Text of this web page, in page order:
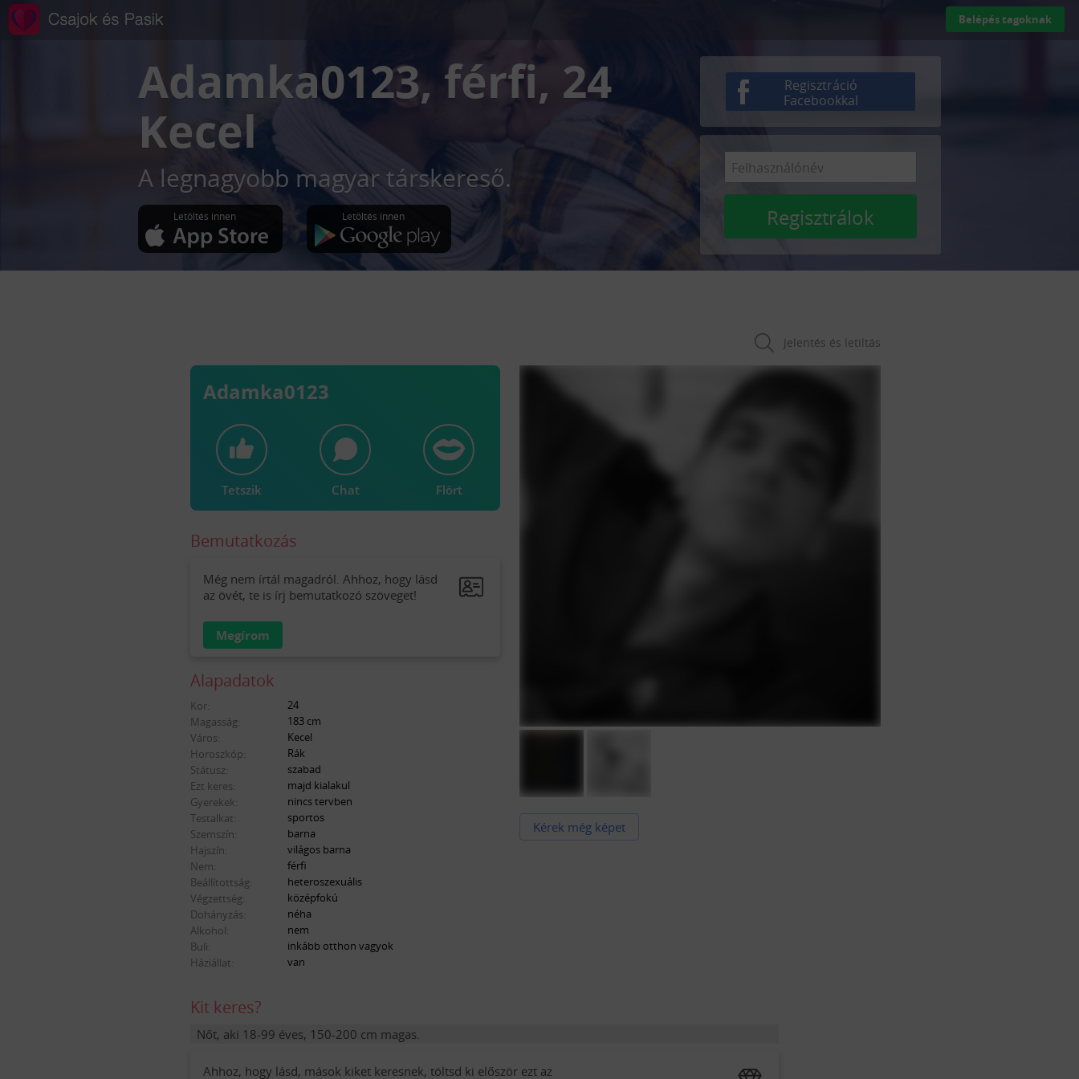
Belépés tagoknak
Adamka0123, férfi, 24
Kecel
A legnagyobb magyar társkereső.
Letöltés innen Letöltés innen
Regisztráció
Facebookkal
Regisztrálok
Jelentés és letiltás
Adamka0123
Tetszik Chat Flört
Bemutatkozás
Még nem írtál magadról. Ahhoz, hogy lásd
az övét, te is írj bemutatkozó szöveget!
Megírom
Alapadatok
Kor:
24
Magasság:
183 cm
Város:
Kecel
Horoszkóp:
Rák
Státusz:
szabad
Ezt keres:
majd kialakul
Gyerekek:
nincs tervben
Testalkat:
sportos
Szemszín:
barna
Hajszín:
világos barna
Nem:
férfi
Beállítottság:
heteroszexuális
Végzettség:
középfokú
Dohányzás:
néha
Alkohol:
nem
Buli:
inkább otthon vagyok
Háziállat:
van
Kérek még képet
Kit keres?
Nőt, aki 18-99 éves, 150-200 cm magas.
Ahhoz, hogy lásd, mások kiket keresnek, töltsd ki először ezt az